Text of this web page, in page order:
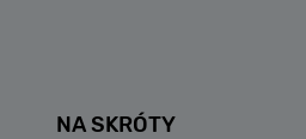
NA SKRÓTY